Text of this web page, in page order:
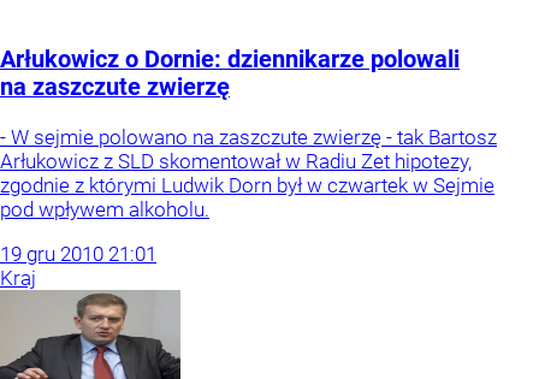
Arłukowicz o Dornie: dziennikarze polowali
na zaszczute zwierzę
- W sejmie polowano na zaszczute zwierzę - tak Bartosz
Arłukowicz z SLD skomentował w Radiu Zet hipotezy,
zgodnie z którymi Ludwik Dorn był w czwartek w Sejmie
pod wpływem alkoholu.
19 gru 2010 21:01
Kraj